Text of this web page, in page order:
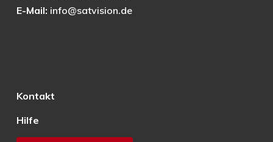
E-Mail: info@satvision.de
Kontakt
Hilfe